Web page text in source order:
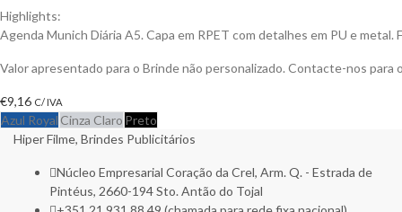
Highlights:
Agenda Munich Diária A5. Capa em RPET com detalhes em PU e metal.
Valor apresentado para o Brinde não personalizado. Contacte-nos
€9,16 C/ IVA
Azul Royal Cinza Claro Preto
Hiper Filme, Brindes Publicitários
Núcleo Empresarial Coração da Crel, Arm. Q. - Estrada de
Pintéus, 2660-194 Sto. Antão do Tojal